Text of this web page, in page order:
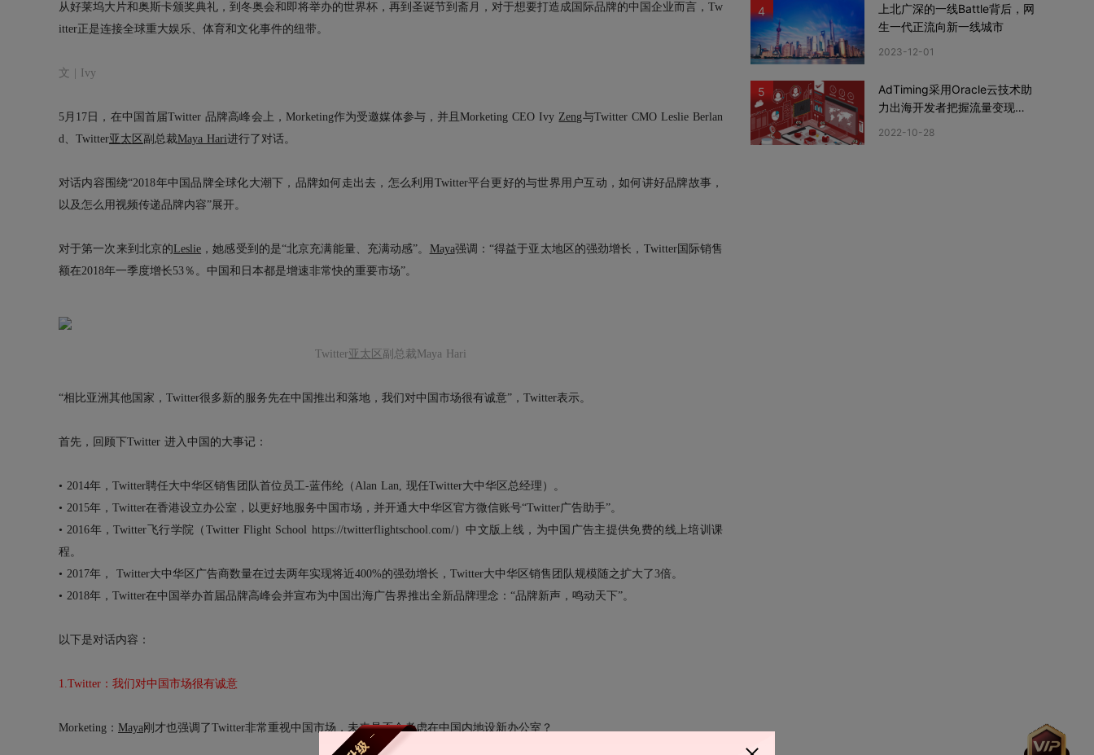
从好莱坞大片和奥斯卡颁奖典礼，到冬奥会和即将举办的世界杯，再到圣诞节到斋月，对于想要打造成国际品牌的中国企业而言，Tw
itter正是连接全球重大娱乐、体育和文化事件的纽带。
文 | Ivy
5月17日，在中国首届Twitter 品牌高峰会上，Morketing作为受邀媒体参与，并且Morketing CEO IvyZeng与Twitter CMO Leslie Berlan
d、Twitter亚太区 副总裁Maya Hari进行了对话。
对话内容围绕“2018年中国品牌全球化大潮下，品牌如何走出去，怎么利用Twitter平台更好的与世界用户互动，如何讲好品牌故事，
以及怎么用视频传递品牌内容”展开。
对于第一次来到北京的Leslie ，她感受到的是“北京充满能量、充满动感”。 Maya强调：“得益于亚太地区的强劲增长，Twitter国际销售
额在2018年一季度增长53％。中国和日本都是增速非常快的重要市场”。
Twitter亚太区 副总裁Maya Hari
“相比亚洲其他国家，Twitter很多新的服务先在中国推出和落地，我们对中国市场很有诚意”，Twitter表示。
首先，回顾下Twitter 进入中国的大事记：
• 2014年，Twitter聘任大中华区销售团队首位员工-蓝伟纶（Alan Lan, 现任Twitter大中华区总经理）。
• 2015年，Twitter在香港设立办公室，以更好地服务中国市场，并开通大中华区官方微信账号“Twitter广告助手”。
• 2016年，Twitter飞行学院（Twitter Flight School https://twitterflightschool.com/）中文版上线，为中国广告主提供免费的线上培训课
程。
• 2017年， Twitter大中华区广告商数量在过去两年实现将近400%的强劲增长，Twitter大中华区销售团队规模随之扩大了3倍。
• 2018年，Twitter在中国举办首届品牌高峰会并宣布为中国出海广告界推出全新品牌理念：“品牌新声，鸣动天下”。
以下是对话内容：
1.Twitter：我们对中国市场很有诚意
Morketing： Maya刚才也强调了Twitter非常重视中国市场，未来是否会考虑在中国内地设新办公室？
4
上北广深的一线Battle背后，网
生一代正流向新一线城市
2023-12-01
5
AdTiming采用Oracle云技术助
力出海开发者把握流量变现新
2022-10-28